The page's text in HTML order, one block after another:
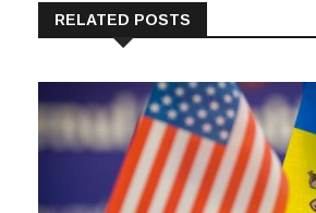
RELATED POSTS